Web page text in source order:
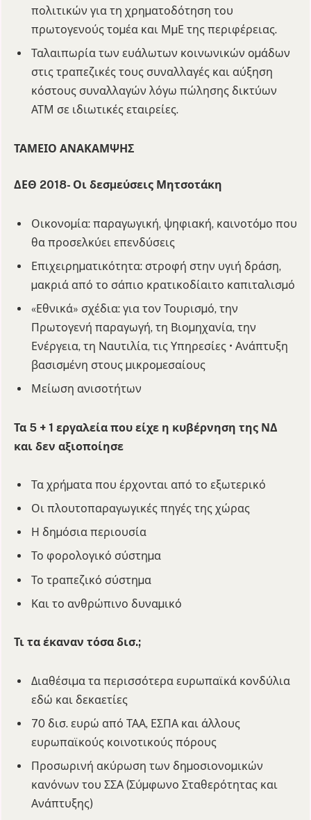
πολιτικών για τη χρηµατοδότηση του
πρωτογενούς τοµέα και ΜµΕ της περιφέρειας.
Ταλαιπωρία των ευάλωτων κοινωνικών οµάδων
στις τραπεζικές τους συναλλαγές και αύξηση
κόστους συναλλαγών λόγω πώλησης δικτύων
ΑΤΜ σε ιδιωτικές εταιρείες.
ΤΑΜΕΙΟ ΑΝΑΚΑΜΨΗΣ
ΔΕΘ 2018- Οι δεσµεύσεις Μητσοτάκη
Οικονοµία: παραγωγική, ψηφιακή, καινοτόµο που
θα προσελκύει επενδύσεις
Επιχειρηµατικότητα: στροφή στην υγιή δράση,
µακριά από το σάπιο κρατικοδίαιτο καπιταλισµό
«Εθνικά» σχέδια: για τον Τουρισµό, την
Πρωτογενή παραγωγή, τη Βιοµηχανία, την
Ενέργεια, τη Ναυτιλία, τις Υπηρεσίες • Ανάπτυξη
βασισµένη στους µικροµεσαίους
Μείωση ανισοτήτων
Τα 5 + 1 εργαλεία που είχε η κυβέρνηση της ΝΔ
και δεν αξιοποίησε
Τα χρήµατα που έρχονται από το εξωτερικό
Οι πλουτοπαραγωγικές πηγές της χώρας
Η δηµόσια περιουσία
Το φορολογικό σύστηµα
Το τραπεζικό σύστηµα
Και το ανθρώπινο δυναµικό
Τι τα έκαναν τόσα δισ.;
Διαθέσιµα τα περισσότερα ευρωπαϊκά κονδύλια
εδώ και δεκαετίες
70 δισ. ευρώ από ΤΑΑ, ΕΣΠΑ και άλλους
ευρωπαϊκούς κοινοτικούς πόρους
Προσωρινή ακύρωση των δηµοσιονοµικών
κανόνων του ΣΣΑ (Σύµφωνο Σταθερότητας και
Ανάπτυξης)